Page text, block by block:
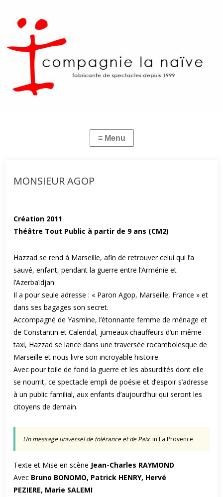
MONSIEUR AGOP
Création 2011
Théâtre Tout Public à partir de 9 ans (CM2)
Hazzad se rend à Marseille, afin de retrouver celui qui l’a
sauvé, enfant, pendant la guerre entre l’Arménie et
l’Azerbaïdjan.
Il a pour seule adresse : « Paron Agop, Marseille, France » et
dans ses bagages son secret.
Accompagné de Yasmine, l’étonnante femme de ménage et
de Constantin et Calendal, jumeaux chauffeurs d’un même
taxi, Hazzad se lance dans une traversée rocambolesque de
Marseille et nous livre son incroyable histoire.
Avec pour toile de fond la guerre et les absurdités dont elle
se nourrit, ce spectacle empli de poésie et d’espoir s’adresse
à un public familial, aux enfants d’aujourd’hui qui seront les
citoyens de demain.
Un message universel de tolérance et de Paix. in La Provence
Texte et Mise en scène Jean-Charles RAYMOND
Avec Bruno BONOMO, Patrick HENRY, Hervé
PEZIERE, Marie SALEMI